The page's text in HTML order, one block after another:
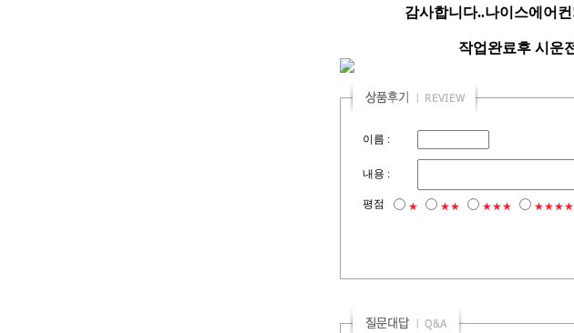
감사합니다..나이스에어
작업완료후 시운
이름 :
내용 :
평점 ★ ★★ ★★★ ★★★★